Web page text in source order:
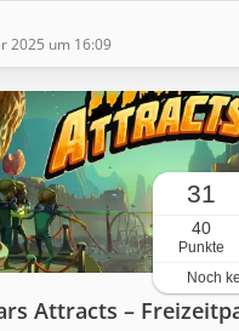
2025 um 16:09
31
40
Punkte
Noch
Attracts –